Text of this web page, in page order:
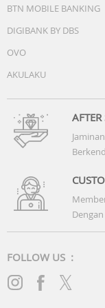
BTN MOBILE BANKING
DIGIBANK BY DBS
OVO
AKULAKU
AFTER
FOLLOW US :